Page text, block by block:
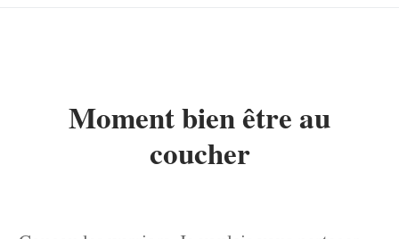
Moment bien être au
coucher